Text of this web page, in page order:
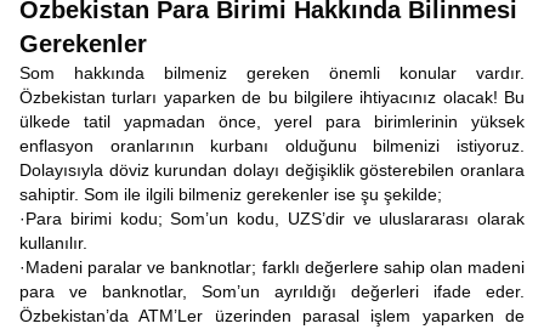
Özbekistan Para Birimi Hakkında Bilinmesi
Gerekenler
Som hakkında bilmeniz gereken önemli konular vardır.
Özbekistan turları yaparken de bu bilgilere ihtiyacınız olacak! Bu
ülkede tatil yapmadan önce, yerel para birimlerinin yüksek
enflasyon oranlarının kurbanı olduğunu bilmenizi istiyoruz.
Dolayısıyla döviz kurundan dolayı değişiklik gösterebilen oranlara
sahiptir. Som ile ilgili bilmeniz gerekenler ise şu şekilde;
·Para birimi kodu; Som’un kodu, UZS’dir ve uluslararası olarak
kullanılır.
·Madeni paralar ve banknotlar; farklı değerlere sahip olan madeni
para ve banknotlar, Som’un ayrıldığı değerleri ifade eder.
Özbekistan’da ATM’Ler üzerinden parasal işlem yaparken de